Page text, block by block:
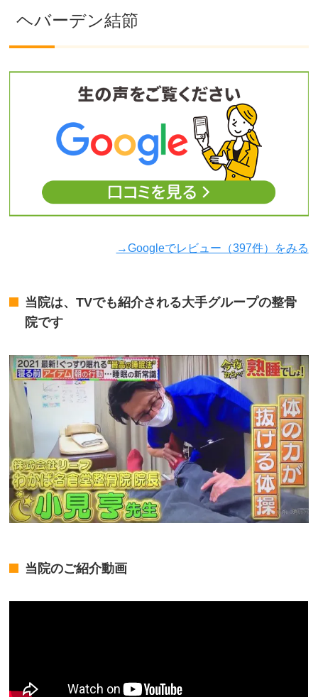
ヘバーデン結節
→Googleでレビュー（397件）をみる
当院は、TVでも紹介される大手グループの整骨
院です
当院のご紹介動画